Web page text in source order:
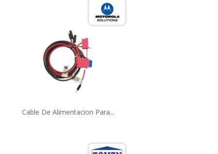
Cable De Alimentacion Para...